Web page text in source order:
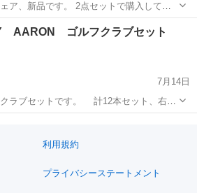
ア、新品です。 2点セットで購入してく
になります。 サイズ 幅35.5×奥
ール ＰＶＣ 試しに
コード
AARON ゴルフクラブセット
7月14日
ラブセットです。 計12本セット、右う
利用規約
プライバシーステートメント